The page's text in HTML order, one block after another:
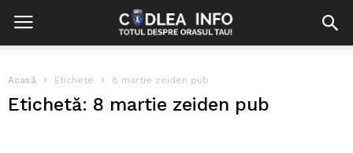
Acasă Etichete 8 martie zeiden pub
Etichetă: 8 martie zeiden pub